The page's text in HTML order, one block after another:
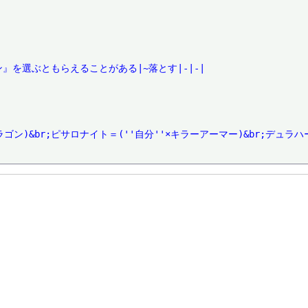
を選ぶともらえることがある|~落とす|-|-|
ン)&br;ピサロナイト＝(''自分''×キラーアーマー)&br;デュラ